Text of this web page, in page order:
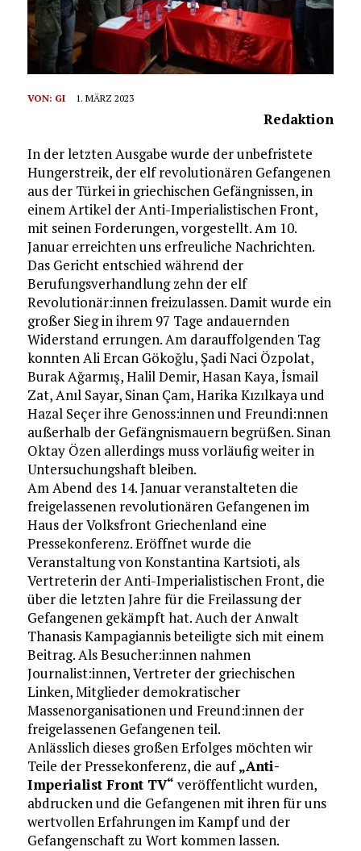
VON: GI 1. MÄRZ 2023
Redaktion
In der letzten Ausgabe wurde der unbefristete
Hungerstreik, der elf revolutionären Gefangenen
aus der Türkei in griechischen Gefängnissen, in
einem Artikel der Anti-Imperialistischen Front,
mit seinen Forderungen, vorgestellt. Am 10.
Januar erreichten uns erfreuliche Nachrichten.
Das Gericht entschied während der
Berufungsverhandlung zehn der elf
Revolutionär:innen freizulassen. Damit wurde ein
großer Sieg in ihrem 97 Tage andauernden
Widerstand errungen. Am darauffolgenden Tag
konnten Ali Ercan Gökoğlu, Şadi Naci Özpolat,
Burak Ağarmış, Halil Demir, Hasan Kaya, İsmail
Zat, Anıl Sayar, Sinan Çam, Harika Kızılkaya und
Hazal Seçer ihre Genoss:innen und Freundi:nnen
außerhalb der Gefängnismauern begrüßen. Sinan
Oktay Özen allerdings muss vorläufig weiter in
Untersuchungshaft bleiben.
Am Abend des 14. Januar veranstalteten die
freigelassenen revolutionären Gefangenen im
Haus der Volksfront Griechenland eine
Pressekonferenz. Eröffnet wurde die
Veranstaltung von Konstantina Kartsioti, als
Vertreterin der Anti-Imperialistischen Front, die
über die letzten Jahre für die Freilassung der
Gefangenen gekämpft hat. Auch der Anwalt
Thanasis Kampagiannis beteiligte sich mit einem
Beitrag. Als Besucher:innen nahmen
Journalist:innen, Vertreter der griechischen
Linken, Mitglieder demokratischer
Massenorganisationen und Freund:innen der
freigelassenen Gefangenen teil.
Anlässlich dieses großen Erfolges möchten wir
Teile der Pressekonferenz, die auf„Anti-
Imperialist Front TV“ veröffentlicht wurden,
abdrucken und die Gefangenen mit ihren für uns
wertvollen Erfahrungen im Kampf und der
Gefangenschaft zu Wort kommen lassen.